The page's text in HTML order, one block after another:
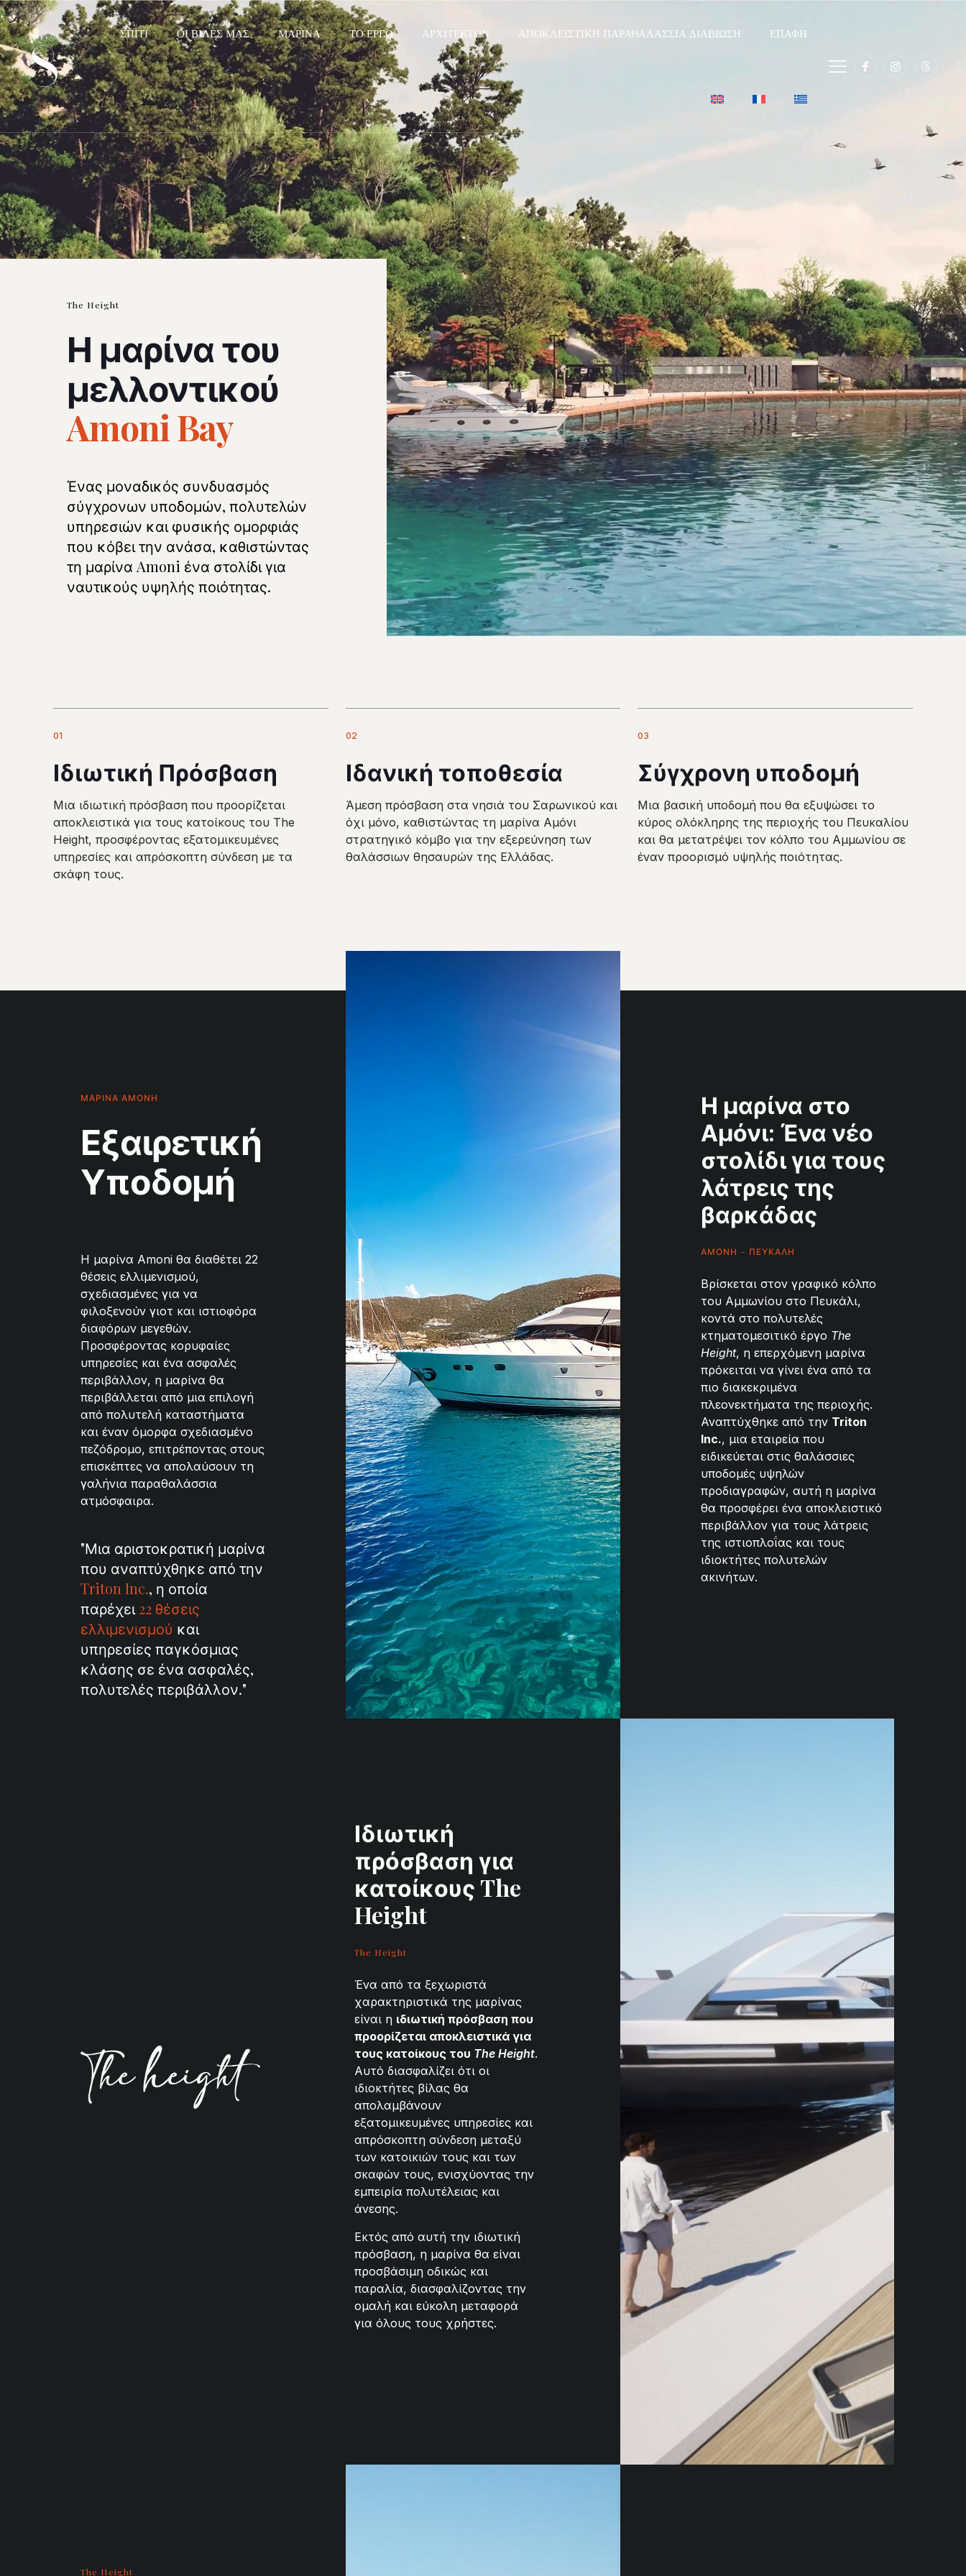
ΣΠΊΤΙ ΟΙ ΒΊΛΕΣ ΜΑΣ ΜΑΡΊΝΑ ΤΟ ΈΡΓΟ ΑΡΧΙΤΈΚΤΩΝ ΑΠΟΚΛΕΙΣΤΙΚΉ ΠΑΡΑΘΑΛΆΣΣΙΑ ΔΙΑΒΊΩΣΗ ΕΠΑΦΉ
The Height
Η μαρίνα του
μελλοντικού
Amoni Bay
Ένας μοναδικός συνδυασμός
σύγχρονων υποδομών, πολυτελών
υπηρεσιών και φυσικής ομορφιάς
που κόβει την ανάσα, καθιστώντας
τη μαρίνα Amoni ένα στολίδι για
ναυτικούς υψηλής ποιότητας.
01
Ιδιωτική Πρόσβαση
Μια ιδιωτική πρόσβαση που προορίζεται
αποκλειστικά για τους κατοίκους του The
Height, προσφέροντας εξατομικευμένες
υπηρεσίες και απρόσκοπτη σύνδεση με τα
σκάφη τους.
02
Ιδανική τοποθεσία
Άμεση πρόσβαση στα νησιά του Σαρωνικού και
όχι μόνο, καθιστώντας τη μαρίνα Αμόνι
στρατηγικό κόμβο για την εξερεύνηση των
θαλάσσιων θησαυρών της Ελλάδας.
03
Σύγχρονη υποδομή
Μια βασική υποδομή που θα εξυψώσει το
κύρος ολόκληρης της περιοχής του Πευκαλίου
και θα μετατρέψει τον κόλπο του Αμμωνίου σε
έναν προορισμό υψηλής ποιότητας.
ΜΑΡΙΝΑ ΑΜΟΝΗ
Εξαιρετική
Υποδομή
Η μαρίνα Amoni θα διαθέτει 22
θέσεις ελλιμενισμού,
σχεδιασμένες για να
φιλοξενούν γιοτ και ιστιοφόρα
διαφόρων μεγεθών.
Προσφέροντας κορυφαίες
υπηρεσίες και ένα ασφαλές
περιβάλλον, η μαρίνα θα
περιβάλλεται από μια επιλογή
από πολυτελή καταστήματα
και έναν όμορφα σχεδιασμένο
πεζόδρομο, επιτρέποντας στους
επισκέπτες να απολαύσουν τη
γαλήνια παραθαλάσσια
ατμόσφαιρα.
"Μια αριστοκρατική μαρίνα
που αναπτύχθηκε από την
Triton Inc., η οποία
παρέχει22 θέσεις
ελλιμενισμού και
υπηρεσίες παγκόσμιας
κλάσης σε ένα ασφαλές,
πολυτελές περιβάλλον."
Η μαρίνα στο
Αμόνι: Ένα νέο
στολίδι για τους
λάτρεις της
βαρκάδας
ΑΜΟΝΗ – ΠΕΥΚΑΛΗ
Βρίσκεται στον γραφικό κόλπο
του Αμμωνίου στο Πευκάλι,
κοντά στο πολυτελές
κτηματομεσιτικό έργο The
Height, η επερχόμενη μαρίνα
πρόκειται να γίνει ένα από τα
πιο διακεκριμένα
πλεονεκτήματα της περιοχής.
Αναπτύχθηκε από την Triton
Inc., μια εταιρεία που
ειδικεύεται στις θαλάσσιες
υποδομές υψηλών
προδιαγραφών, αυτή η μαρίνα
θα προσφέρει ένα αποκλειστικό
περιβάλλον για τους λάτρεις
της ιστιοπλοΐας και τους
ιδιοκτήτες πολυτελών
ακινήτων.
Ιδιωτική
πρόσβαση για
κατοίκους The
Height
The Height
Ένα από τα ξεχωριστά
χαρακτηριστικά της μαρίνας
είναι η ιδιωτική πρόσβαση που
προορίζεται αποκλειστικά για
τους κατοίκους του The Height.
Αυτό διασφαλίζει ότι οι
ιδιοκτήτες βίλας θα
απολαμβάνουν
εξατομικευμένες υπηρεσίες και
απρόσκοπτη σύνδεση μεταξύ
των κατοικιών τους και των
σκαφών τους, ενισχύοντας την
εμπειρία πολυτέλειας και
άνεσης.
Εκτός από αυτή την ιδιωτική
πρόσβαση, η μαρίνα θα είναι
προσβάσιμη οδικώς και
παραλία, διασφαλίζοντας την
ομαλή και εύκολη μεταφορά
για όλους τους χρήστες.
The Height